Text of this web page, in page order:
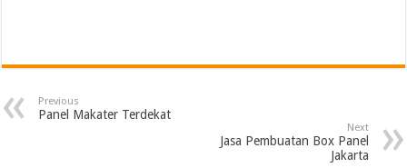
Previous
Panel Makater Terdekat
Next
Jasa Pembuatan Box Panel
Jakarta